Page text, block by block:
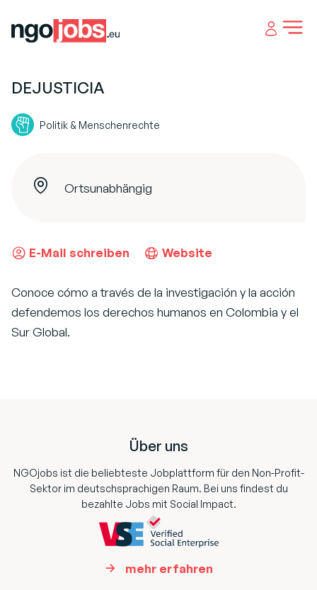
Open
DEJUSTICIA
Politik & Menschenrechte
Ortsunabhängig
E-Mail schreiben Website
Conoce cómo a través de la investigación y la acción
defendemos los derechos humanos en Colombia y el
Sur Global.
Über uns
NGOjobs ist die beliebteste Jobplattform für den Non-Profit-
Sektor im deutschsprachigen Raum. Bei uns findest du
bezahlte Jobs mit Social Impact.
mehr erfahren